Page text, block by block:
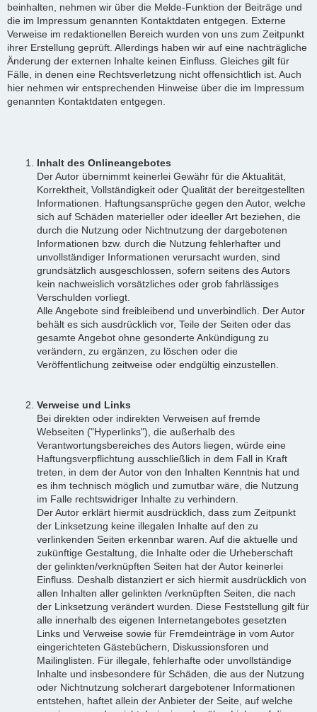
beinhalten, nehmen wir über die Melde-Funktion der Beiträge und
die im Impressum genannten Kontaktdaten entgegen. Externe
Verweise im redaktionellen Bereich wurden von uns zum Zeitpunkt
ihrer Erstellung geprüft. Allerdings haben wir auf eine nachträgliche
Änderung der externen Inhalte keinen Einfluss. Gleiches gilt für
Fälle, in denen eine Rechtsverletzung nicht offensichtlich ist. Auch
hier nehmen wir entsprechenden Hinweise über die im Impressum
genannten Kontaktdaten entgegen.
Inhalt des Onlineangebotes
Der Autor übernimmt keinerlei Gewähr für die Aktualität,
Korrektheit, Vollständigkeit oder Qualität der bereitgestellten
Informationen. Haftungsansprüche gegen den Autor, welche
sich auf Schäden materieller oder ideeller Art beziehen, die
durch die Nutzung oder Nichtnutzung der dargebotenen
Informationen bzw. durch die Nutzung fehlerhafter und
unvollständiger Informationen verursacht wurden, sind
grundsätzlich ausgeschlossen, sofern seitens des Autors
kein nachweislich vorsätzliches oder grob fahrlässiges
Verschulden vorliegt.
Alle Angebote sind freibleibend und unverbindlich. Der Autor
behält es sich ausdrücklich vor, Teile der Seiten oder das
gesamte Angebot ohne gesonderte Ankündigung zu
verändern, zu ergänzen, zu löschen oder die
Veröffentlichung zeitweise oder endgültig einzustellen.
Verweise und Links
Bei direkten oder indirekten Verweisen auf fremde
Webseiten ("Hyperlinks"), die außerhalb des
Verantwortungsbereiches des Autors liegen, würde eine
Haftungsverpflichtung ausschließlich in dem Fall in Kraft
treten, in dem der Autor von den Inhalten Kenntnis hat und
es ihm technisch möglich und zumutbar wäre, die Nutzung
im Falle rechtswidriger Inhalte zu verhindern.
Der Autor erklärt hiermit ausdrücklich, dass zum Zeitpunkt
der Linksetzung keine illegalen Inhalte auf den zu
verlinkenden Seiten erkennbar waren. Auf die aktuelle und
zukünftige Gestaltung, die Inhalte oder die Urheberschaft
der gelinkten/verknüpften Seiten hat der Autor keinerlei
Einfluss. Deshalb distanziert er sich hiermit ausdrücklich von
allen Inhalten aller gelinkten /verknüpften Seiten, die nach
der Linksetzung verändert wurden. Diese Feststellung gilt für
alle innerhalb des eigenen Internetangebotes gesetzten
Links und Verweise sowie für Fremdeinträge in vom Autor
eingerichteten Gästebüchern, Diskussionsforen und
Mailinglisten. Für illegale, fehlerhafte oder unvollständige
Inhalte und insbesondere für Schäden, die aus der Nutzung
oder Nichtnutzung solcherart dargebotener Informationen
entstehen, haftet allein der Anbieter der Seite, auf welche